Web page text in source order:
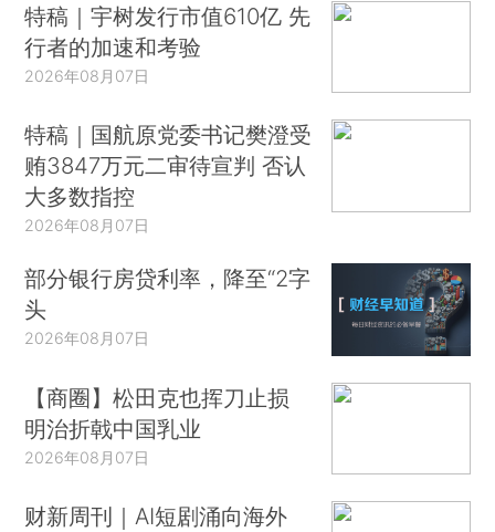
特稿｜宇树发行市值610亿 先
行者的加速和考验
2026年08月07日
特稿｜国航原党委书记樊澄受
贿3847万元二审待宣判 否认
大多数指控
2026年08月07日
部分银行房贷利率，降至“2字
头
2026年08月07日
【商圈】松田克也挥刀止损
明治折戟中国乳业
2026年08月07日
财新周刊｜AI短剧涌向海外